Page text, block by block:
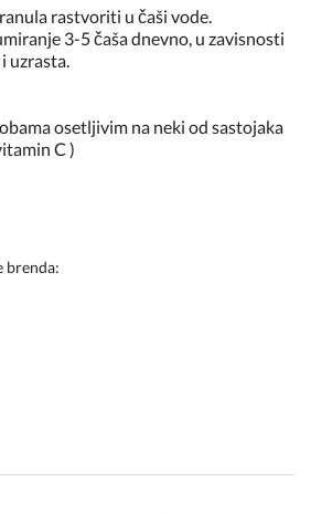
rastvoriti u čaši vode.
3-5 čaša dnevno, u zavisnosti
uzrasta.
osetljivim na neki od sastojaka
C )
brenda: